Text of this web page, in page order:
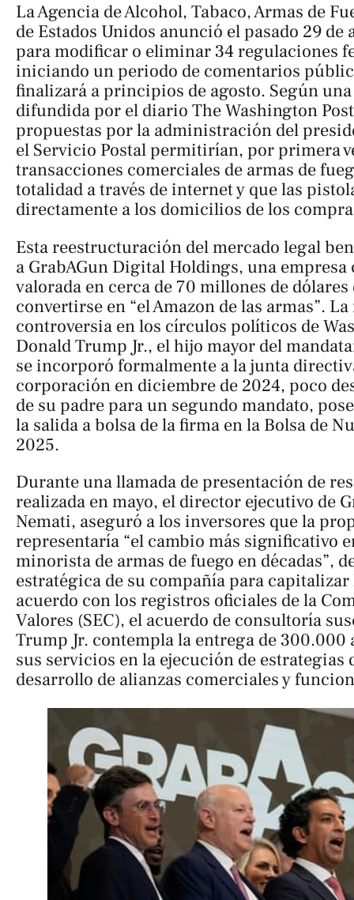
La Agencia de Alcohol, Tabaco, Armas de
de Estados Unidos anunció el pasado 29
para modificar o eliminar 34 regulaciones
iniciando un periodo de comentarios
finalizará a principios de agosto. Según
difundida por el diario The Washington Post
propuestas por la administración del
el Servicio Postal permitirían, por primera
transacciones comerciales de armas de
totalidad a través de internet y que las
directamente a los domicilios de los
Esta reestructuración del mercado legal
a GrabAGun Digital Holdings, una empresa
valorada en cerca de 70 millones de dólares
convertirse en “el Amazon de las armas”.
controversia en los círculos políticos de
Donald Trump Jr., el hijo mayor del
se incorporó formalmente a la junta
corporación en diciembre de 2024, poco
de su padre para un segundo mandato,
la salida a bolsa de la firma en la Bolsa de
2025.
Durante una llamada de presentación de
realizada en mayo, el director ejecutivo de
Nemati, aseguró a los inversores que la
representaría “el cambio más significativo
minorista de armas de fuego en décadas”,
estratégica de su compañía para
acuerdo con los registros oficiales de la
Valores (SEC), el acuerdo de consultoría
Trump Jr. contempla la entrega de 300.000
sus servicios en la ejecución de estrategias
desarrollo de alianzas comerciales y